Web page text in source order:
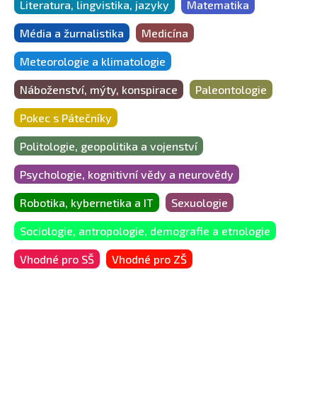
Literatura, lingvistika, jazyky Matematika
Média a žurnalistika Medicína
Meteorologie a klimatologie
Náboženství, mýty, konspirace Paleontologie
Pokec s Pátečníky
Politologie, geopolitika a vojenství
Psychologie, kognitivní vědy a neurovědy
Robotika, kybernetika a IT Sexuologie
Sociologie, antropologie, demografie a etnologie
Vhodné pro SŠ Vhodné pro ZŠ